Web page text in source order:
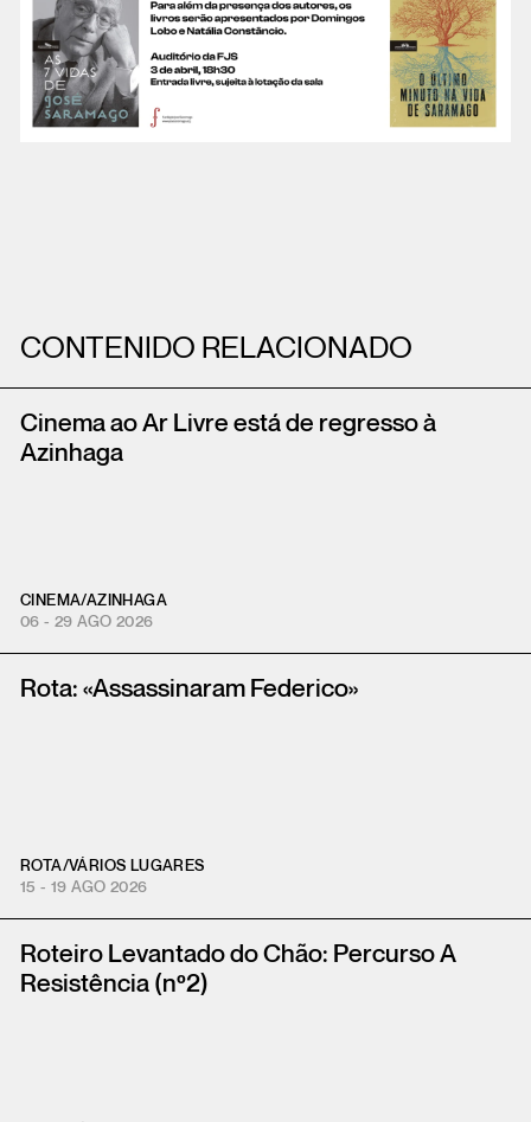
CONTENIDO RELACIONADO
Cinema ao Ar Livre está de regresso à
Azinhaga
CINEMA/AZINHAGA
06 - 29 AGO 2026
Rota: «Assassinaram Federico»
ROTA/VÁRIOS LUGARES
15 - 19 AGO 2026
Roteiro Levantado do Chão: Percurso A
Resistência (nº2)